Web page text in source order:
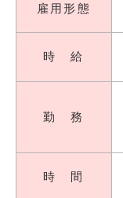
雇用形態
時 給
勤 務
時 間